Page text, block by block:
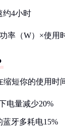
约4小时
率（W）×使用
短你的使用时
电量减少20%
蓝牙多耗电15%